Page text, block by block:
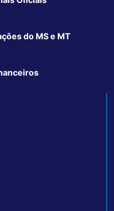
do MS e MT